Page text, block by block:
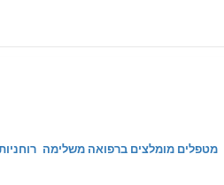
מטפלים מומלצים ברפואה משלימה